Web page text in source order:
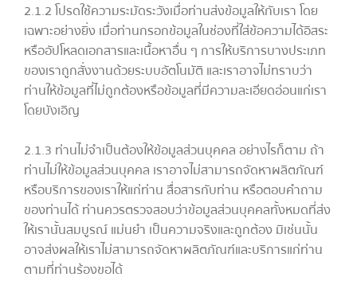
2.1.2 โปรดใช้ความระมัดระวังเมื่อท่านส่งข้อมูลให้กับเรา โดย
เฉพาะอย่างยิ่ง เมื่อท่านกรอกข้อมูลในช่องที่ใส่ข้อความได้อิสระ
หรืออัปโหลดเอกสารและเนื้อหาอื่น ๆ การให้บริการบางประเภท
ของเราถูกสั่งงานด้วยระบบอัตโนมัติ และเราอาจไม่ทราบว่า
ท่านให้ข้อมูลที่ไม่ถูกต้องหรือข้อมูลที่มีความละเอียดอ่อนแก่เรา
โดยบังเอิญ
2.1.3 ท่านไม่จำเป็นต้องให้ข้อมูลส่วนบุคคล อย่างไรก็ตาม ถ้า
ท่านไม่ให้ข้อมูลส่วนบุคคล เราอาจไม่สามารถจัดหาผลิตภัณฑ์
หรือบริการของเราให้แก่ท่าน สื่อสารกับท่าน หรือตอบคำถาม
ของท่านได้ ท่านควรตรวจสอบว่าข้อมูลส่วนบุคคลทั้งหมดที่ส่ง
ให้เรานั้นสมบูรณ์ แม่นยำ เป็นความจริงและถูกต้อง มิเช่นนั้น
อาจส่งผลให้เราไม่สามารถจัดหาผลิตภัณฑ์และบริการแก่ท่าน
ตามที่ท่านร้องขอได้